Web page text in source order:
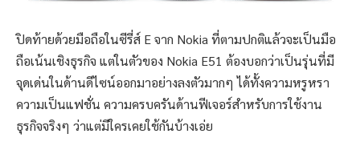
ปิดท้ายด้วยมือถือในซีรี่ส์ E จาก Nokia ที่ตามปกติแล้วจะเป็นมือ
ถือเน้นเชิงธุรกิจ แต่ในตัวของ Nokia E51 ต้องบอกว่าเป็นรุ่นที่มี
จุดเด่นในด้านดีไซน์ออกมาอย่างลงตัวมากๆ ได้ทั้งความหรูหรา
ความเป็นแฟชั่น ความครบครันด้านฟีเจอร์สำหรับการใช้งาน
ธุรกิจจริงๆ ว่าแต่มีใครเคยใช้กันบ้างเอ่ย